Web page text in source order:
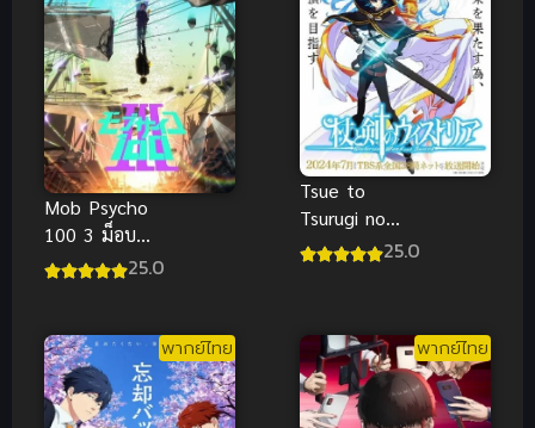
Mob Psycho
100 3 ม็อบ
ไซโค 100 คน
25.0
Tsue to
Tsurugi no
Wistoria ซับ25.0
พากย์ไทย พากย์ไทย